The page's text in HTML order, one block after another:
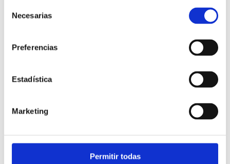
Necesarias
Preferencias
Estadística
Marketing
Permitir todas